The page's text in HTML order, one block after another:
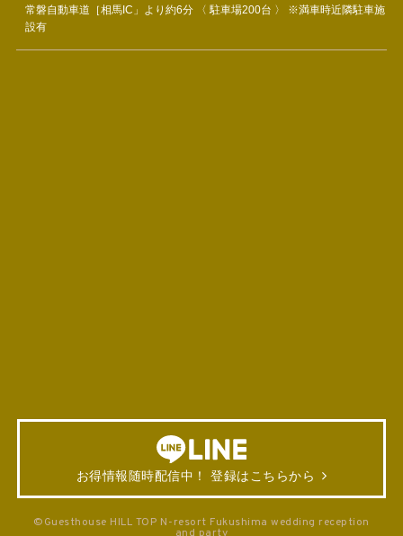
常磐自動車道［相馬IC」より約6分 〈 駐車場200台 〉 ※満車時近隣駐車施
設有
お得情報随時配信中！ 登録はこちらから
©Guesthouse HILL TOP N-resort Fukushima wedding reception
and party